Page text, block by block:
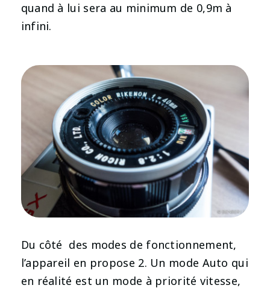
quand à lui sera au minimum de 0,9m à
infini.
Du côté des modes de fonctionnement,
l’appareil en propose 2. Un mode Auto qui
en réalité est un mode à priorité vitesse,